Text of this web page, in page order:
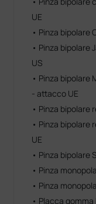
UE
• Pinza bipolare
• Pinza bipolare
US
• Pinza bipolare
- attacco UE
• Pinza bipolare
• Pinza bipolare
UE
• Pinza bipolare
• Pinza
• Pinza
• Placca